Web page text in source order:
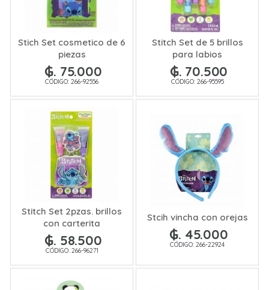
Stich Set cosmetico de 6
piezas
₲. 75.000
CÓDIGO: 266-92556
Stitch Set de 5 brillos
para labios
₲. 70.500
CÓDIGO: 266-95595
Stitch Set 2pzas. brillos
con carterita
₲. 58.500
CÓDIGO: 266-96271
Stcih vincha con orejas
₲. 45.000
CÓDIGO: 266-22924